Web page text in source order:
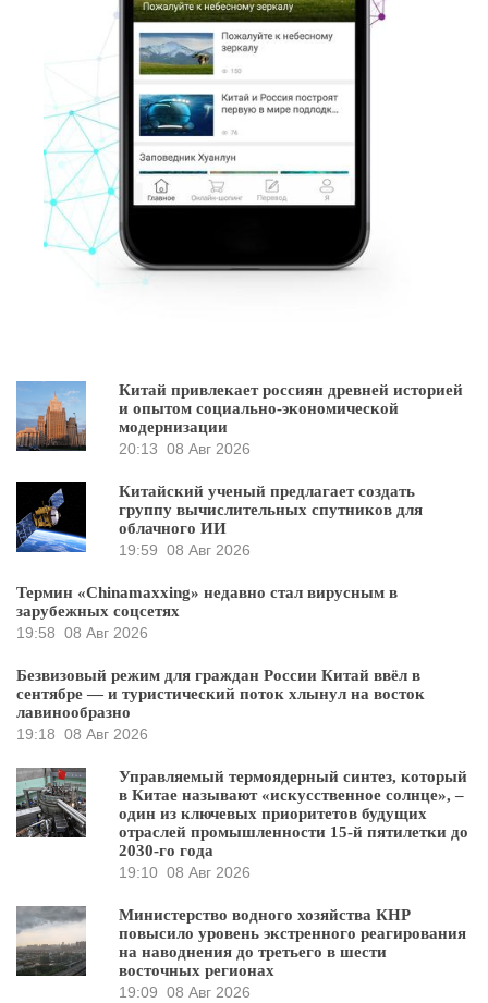
Китай привлекает россиян древней историей
и опытом социально-экономической
модернизации
20:13 08 Авг 2026
Китайский ученый предлагает создать
группу вычислительных спутников для
облачного ИИ
19:59 08 Авг 2026
Термин «Chinamaxxing» недавно стал вирусным в
зарубежных соцсетях
19:58 08 Авг 2026
Безвизовый режим для граждан России Китай ввёл в
сентябре — и туристический поток хлынул на восток
лавинообразно
19:18 08 Авг 2026
Управляемый термоядерный синтез, который
в Китае называют «искусственное солнце», –
один из ключевых приоритетов будущих
отраслей промышленности 15-й пятилетки до
2030-го года
19:10 08 Авг 2026
Министерство водного хозяйства КНР
повысило уровень экстренного реагирования
на наводнения до третьего в шести
восточных регионах
19:09 08 Авг 2026